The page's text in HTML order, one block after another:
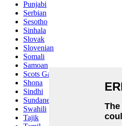
Punjabi
Serbian
Sesotho
Sinhala
Slovak
Slovenian
Somali
Samoan
Scots Gaelic
Shona
Sindhi
Sundanese
Swahili
Tajik